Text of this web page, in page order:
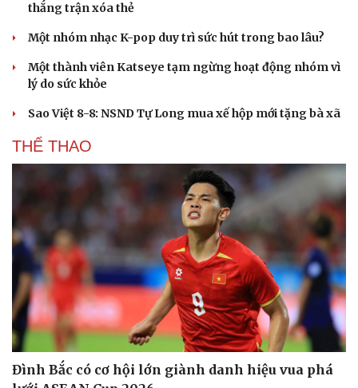
thắng trận xóa thẻ
Một nhóm nhạc K-pop duy trì sức hút trong bao lâu?
Một thành viên Katseye tạm ngừng hoạt động nhóm vì
lý do sức khỏe
Sao Việt 8-8: NSND Tự Long mua xế hộp mới tặng bà xã
THỂ THAO
Đình Bắc có cơ hội lớn giành danh hiệu vua phá